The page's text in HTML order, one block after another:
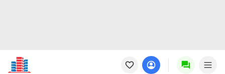
Новостройки
Квартиры